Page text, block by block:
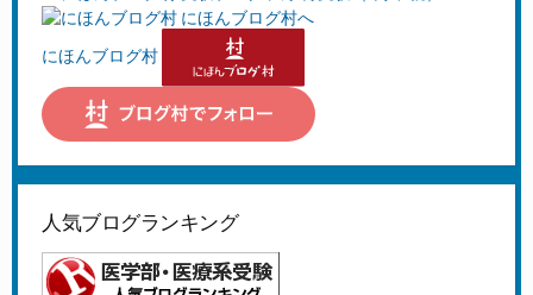
にほんブログ村
人気ブログランキング